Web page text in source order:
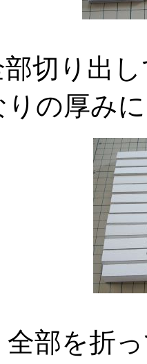
切り出
りの厚み
部を折